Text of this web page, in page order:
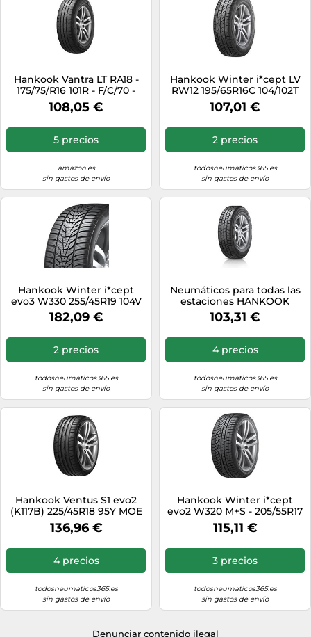
Hankook Vantra LT RA18 -
175/75/R16 101R - F/C/70 -
Neumático veranos (Light
Truck)
108,05 €
5 precios
amazon.es
sin gastos de envío
Hankook Winter i*cept LV
RW12 195/65R16C 104/102T
3PMSF
107,01 €
2 precios
todosneumaticos365.es
sin gastos de envío
Hankook Winter i*cept
evo3 W330 255/45R19 104V
XL BSW 3PMSF
182,09 €
2 precios
todosneumaticos365.es
sin gastos de envío
Neumáticos para todas las
estaciones HANKOOK
Vantra ST AS2 RA30
205/65R16C, 107/105T TL
103,31 €
4 precios
todosneumaticos365.es
sin gastos de envío
Hankook Ventus S1 evo2
(K117B) 225/45R18 95Y MOE
RFT XL
136,96 €
4 precios
todosneumaticos365.es
sin gastos de envío
Hankook Winter i*cept
evo2 W320 M+S - 205/55R17
91H - Neumático de
Invierno
115,11 €
3 precios
todosneumaticos365.es
sin gastos de envío
Denunciar contenido ilegal